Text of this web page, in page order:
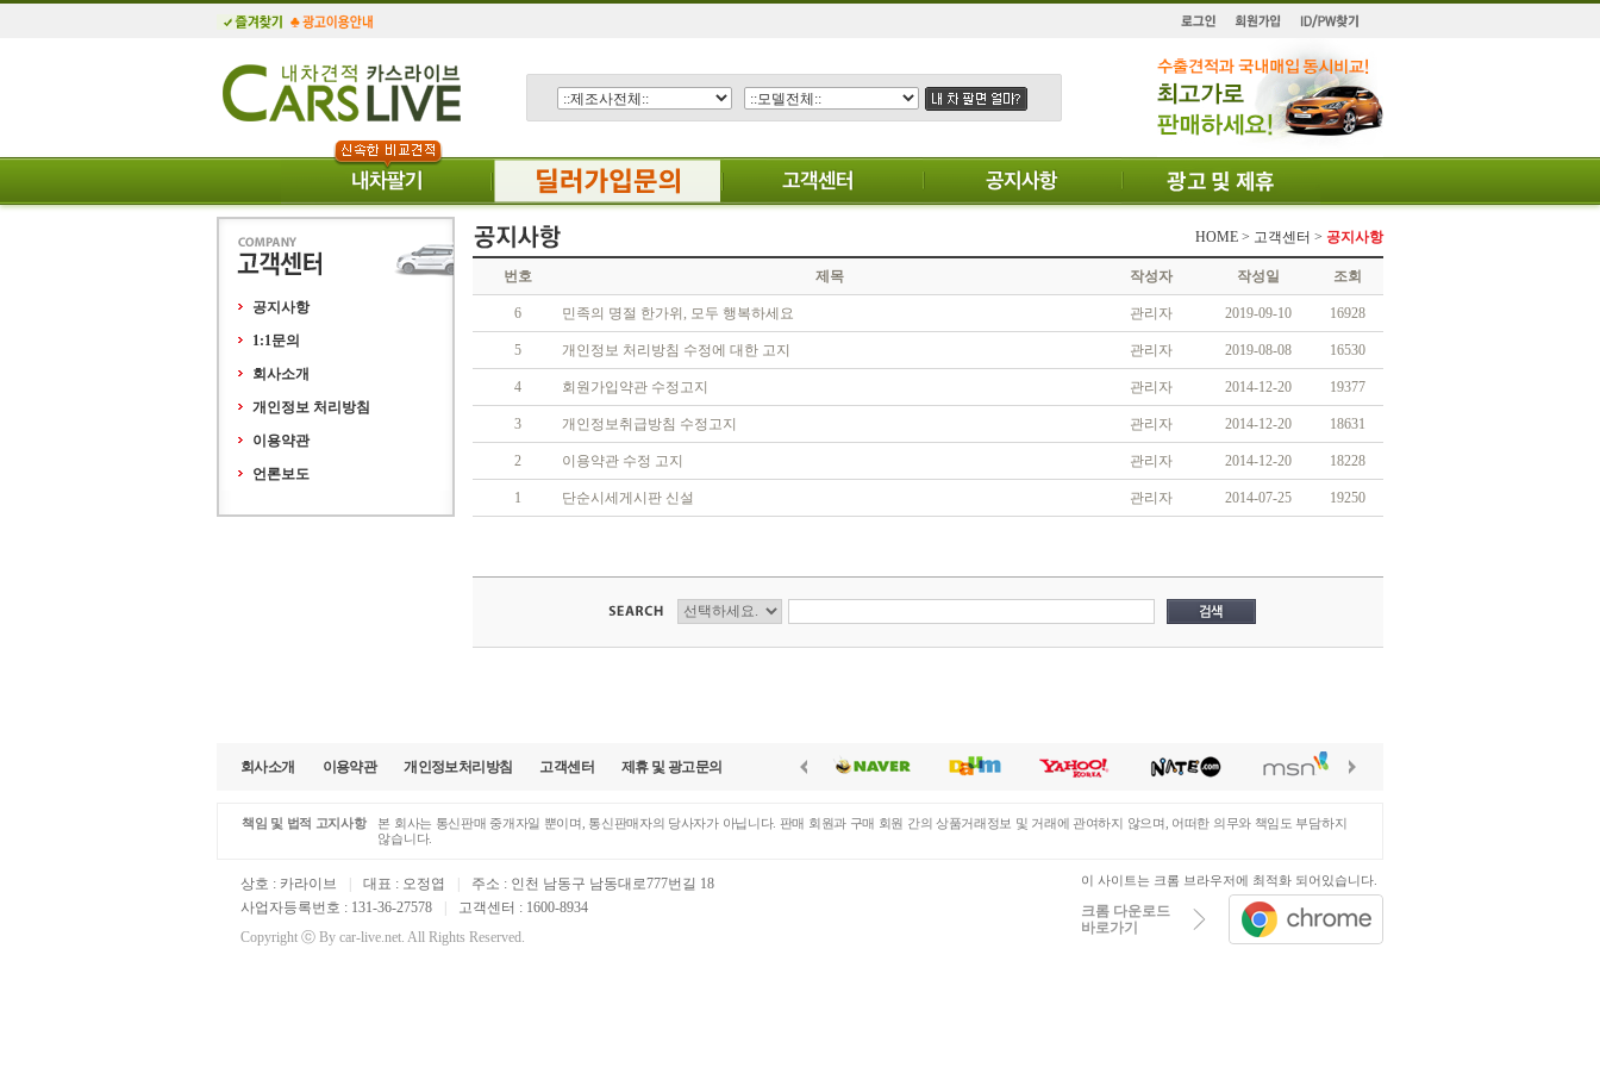
공지사항
1:1문의
회사소개
개인정보 처리방침
이용약관
언론보도
HOME > 고객센터 > 공지사항
번호 제목 작성자 작성일 조회
6 민족의 명절 한가위, 모두 행복하세요 관리자 2019-09-10 16928
5 개인정보 처리방침 수정에 대한 고지 관리자 2019-08-08 16530
4 회원가입약관 수정고지 관리자 2014-12-20 19377
3 개인정보취급방침 수정고지 관리자 2014-12-20 18631
2 이용약관 수정 고지 관리자 2014-12-20 18228
1 단순시세게시판 신설 관리자 2014-07-25 19250
회사소개 이용약관 개인정보처리방침 고객센터 제휴 및 광고문의
책임 및 법적 고지사항
본 회사는 통신판매 중개자일 뿐이며, 통신판매자의 당사자가 아닙니다. 판매 회원과 구매 회원 간의 상품거래정보 및 거래에 관여하지 않으며, 어떠한 의무와 책임도 부담하지
않습니다.
상호 : 카라이브 대표 : 오정엽
주소 : 인천 남동구 남동대로777번길 18
사업자등록번호 : 131-36-27578
고객센터 : 1600-8934
Copyright ⓒ By car-live.net. All Rights Reserved.
이 사이트는 크롬 브라우저에 최적화 되어있습니다.
크롬 다운로드
바로가기